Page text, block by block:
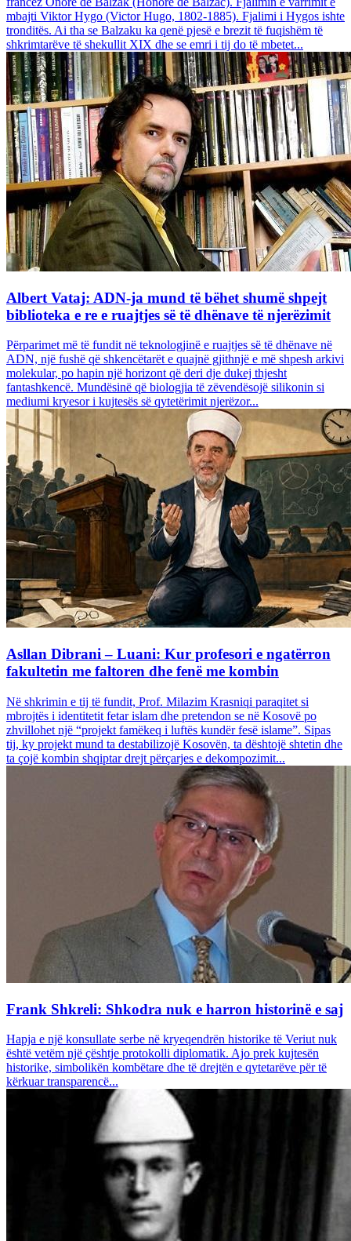
mbajti Viktor Hygo (Victor Hugo, 1802-1885). Fjalimi i Hygos ishte
tronditës. Ai tha se Balzaku ka qenë pjesë e brezit të fuqishëm të
shkrimtarëve të shekullit XIX dhe se emri i tij do të mbetet...
Albert Vataj: ADN-ja mund të bëhet shumë shpejt
biblioteka e re e ruajtjes së të dhënave të njerëzimit
Përparimet më të fundit në teknologjinë e ruajtjes së të dhënave në
ADN, një fushë që shkencëtarët e quajnë gjithnjë e më shpesh arkivi
molekular, po hapin një horizont që deri dje dukej thjesht
fantashkencë. Mundësinë që biologjia të zëvendësojë silikonin si
mediumi kryesor i kujtesës së qytetërimit njerëzor...
Asllan Dibrani – Luani: Kur profesori e ngatërron
fakultetin me faltoren dhe fenë me kombin
Në shkrimin e tij të fundit, Prof. Milazim Krasniqi paraqitet si
mbrojtës i identitetit fetar islam dhe pretendon se në Kosovë po
zhvillohet një “projekt famëkeq i luftës kundër fesë islame”. Sipas
tij, ky projekt mund ta destabilizojë Kosovën, ta dështojë shtetin dhe
ta çojë kombin shqiptar drejt përçarjes e dekompozimit...
Frank Shkreli: Shkodra nuk e harron historinë e saj
Hapja e një konsullate serbe në kryeqendrën historike të Veriut nuk
është vetëm një çështje protokolli diplomatik. Ajo prek kujtesën
historike, simbolikën kombëtare dhe të drejtën e qytetarëve për të
kërkuar transparencë...